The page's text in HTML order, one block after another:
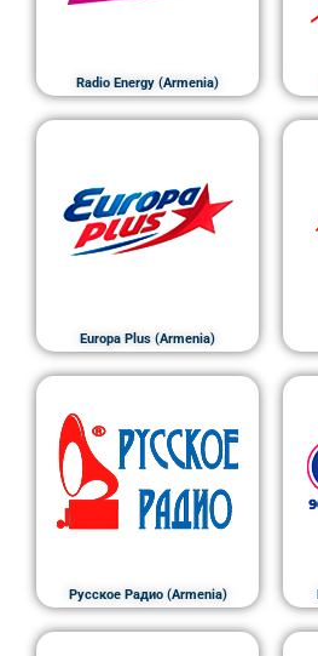
Radio Energy (Armenia)
Europa Plus (Armenia)
Русское Радио (Armenia)